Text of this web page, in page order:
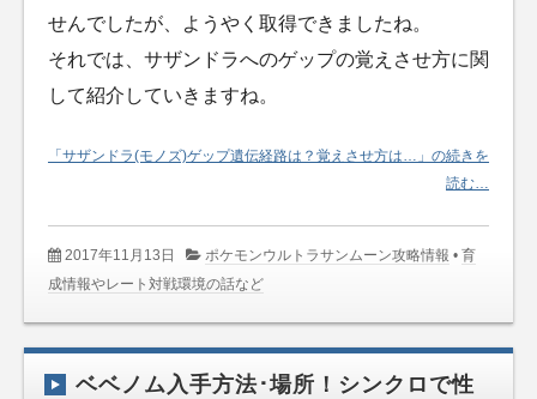
せんでしたが、ようやく取得できましたね。
それでは、サザンドラへのゲップの覚えさせ方に関
して紹介していきますね。
「サザンドラ(モノズ)ゲップ遺伝経路は？覚えさせ方は…」の続きを
読む…
2017年11月13日 ポケモンウルトラサンムーン攻略情報 •育
成情報やレート対戦環境の話など
ベベノム入手方法･場所！シンクロで性